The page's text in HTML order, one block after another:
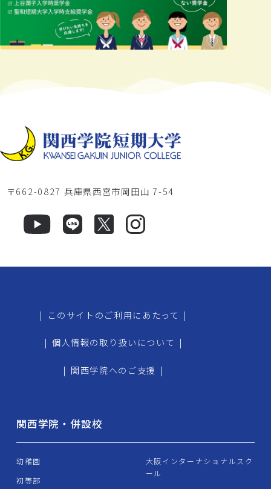
〒662-0827 兵庫県西宮市岡田山 7-54
| このサイトのご利用にあたって |
| 個人情報の取り扱いについて |
| 関西学院へのご支援 |
関西学院・併設校
幼稚園
初等部
大阪インターナショナルスク
ール